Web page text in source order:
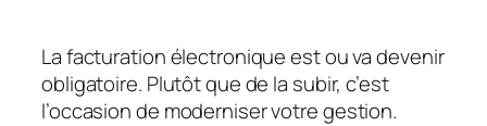
La facturation électronique est ou va devenir
obligatoire. Plutôt que de la subir, c’est
l’occasion de moderniser votre gestion.